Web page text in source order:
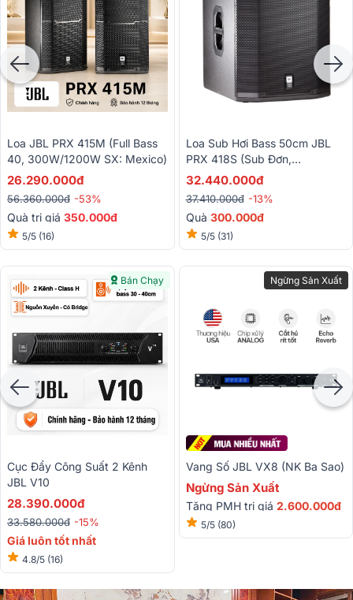
Loa JBL PRX 415M (full Bass
40, 300W/1200W SX: Mexico)
26.290.000đ
56.360.000đ -53%
Quà trị giá 350.000đ
5/5 (16)
Loa Sub Hơi Bass 50cm JBL
PRX 418S (Sub Đơn,
800W/3200W, SX: Mexico)
32.440.000đ
37.410.000đ -13%
Quà 300.000đ
5/5 (31)
Bán Chạy
Cục Đẩy Công Suất 2 Kênh
JBL V10
28.390.000đ
33.580.000đ -15%
Giá luôn tốt nhất
4.8/5 (16)
Ngừng Sản Xuất
Vang Số JBL VX8 (NK Ba Sao)
Ngừng Sản Xuất
Tặng PMH trị giá 2.600.000đ
5/5 (80)